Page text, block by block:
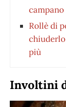
Rollè di
più
Involtini